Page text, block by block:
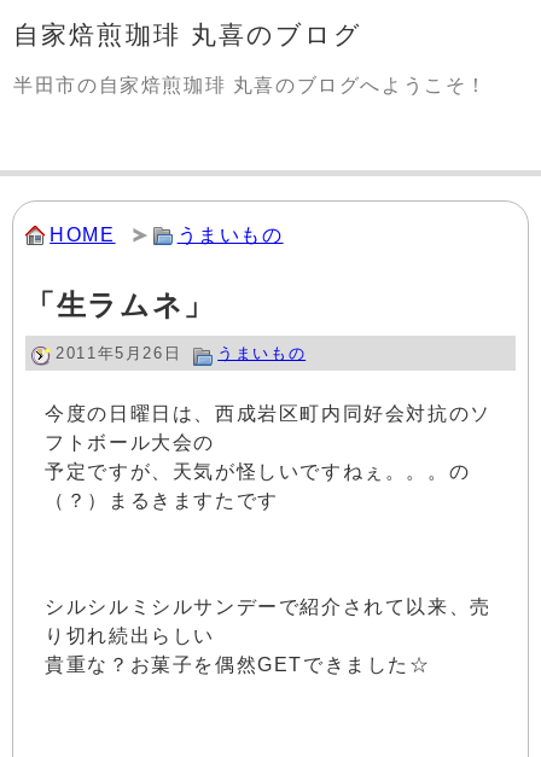
自家焙煎珈琲 丸喜のブログ
半田市の自家焙煎珈琲 丸喜のブログへようこそ！
HOME うまいもの
「生ラムネ」
2011年5月26日 うまいもの
今度の日曜日は、西成岩区町内同好会対抗のソ
フトボール大会の
予定ですが、天気が怪しいですねぇ。。。の
（？）まるきますたです
シルシルミシルサンデーで紹介されて以来、売
り切れ続出らしい
貴重な？お菓子を偶然GETできました☆